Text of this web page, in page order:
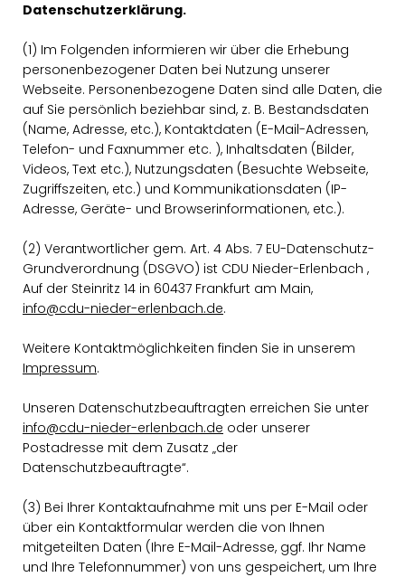
Datenschutzerklärung.
(1) Im Folgenden informieren wir über die Erhebung
personenbezogener Daten bei Nutzung unserer
Webseite. Personenbezogene Daten sind alle Daten, die
auf Sie persönlich beziehbar sind, z. B. Bestandsdaten
(Name, Adresse, etc.), Kontaktdaten (E-Mail-Adressen,
Telefon- und Faxnummer etc. ), Inhaltsdaten (Bilder,
Videos, Text etc.), Nutzungsdaten (Besuchte Webseite,
Zugriffszeiten, etc.) und Kommunikationsdaten (IP-
Adresse, Geräte- und Browserinformationen, etc.).
(2) Verantwortlicher gem. Art. 4 Abs. 7 EU-Datenschutz-
Grundverordnung (DSGVO) ist CDU Nieder-Erlenbach ,
Auf der Steinritz 14 in 60437 Frankfurt am Main,
info@cdu-nieder-erlenbach.de.
Weitere Kontaktmöglichkeiten finden Sie in unserem
Impressum.
Unseren Datenschutzbeauftragten erreichen Sie unter
info@cdu-nieder-erlenbach.de oder unserer
Postadresse mit dem Zusatz „der
Datenschutzbeauftragte“.
(3) Bei Ihrer Kontaktaufnahme mit uns per E-Mail oder
über ein Kontaktformular werden die von Ihnen
mitgeteilten Daten (Ihre E-Mail-Adresse, ggf. Ihr Name
und Ihre Telefonnummer) von uns gespeichert, um Ihre